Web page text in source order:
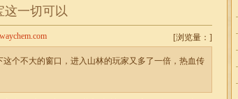
这一切可以
[浏览量： ]
个不大的窗口，进入山林的玩家又多了一倍，热血传